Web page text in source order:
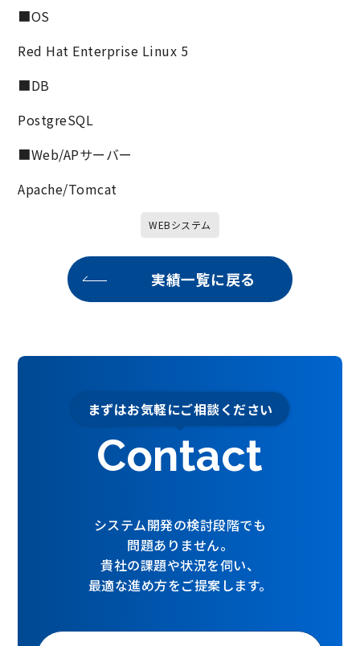
■OS
Red Hat Enterprise Linux 5
■DB
PostgreSQL
■Web/APサーバー
Apache/Tomcat
WEBシステム
実績一覧に戻る
まずはお気軽にご相談ください
Contact
システム開発の検討段階でも
問題ありません。
貴社の課題や状況を伺い、
最適な進め方をご提案します。